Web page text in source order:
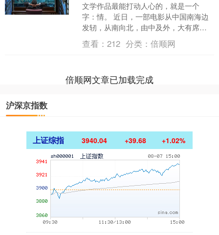
文学作品最能打动人心的，就是一个
字：情。 近日，一部电影从中国南海边
发轫，从南向北，由中及外，大有席卷
神州、震荡宇内之势，票房收入节节攀
升，日创新高，不少人一看....
查看：212 分类：倍顺网
倍顺网文章已加载完成
沪深京指数
上证综指 3940.04 +39.68 +1.02%